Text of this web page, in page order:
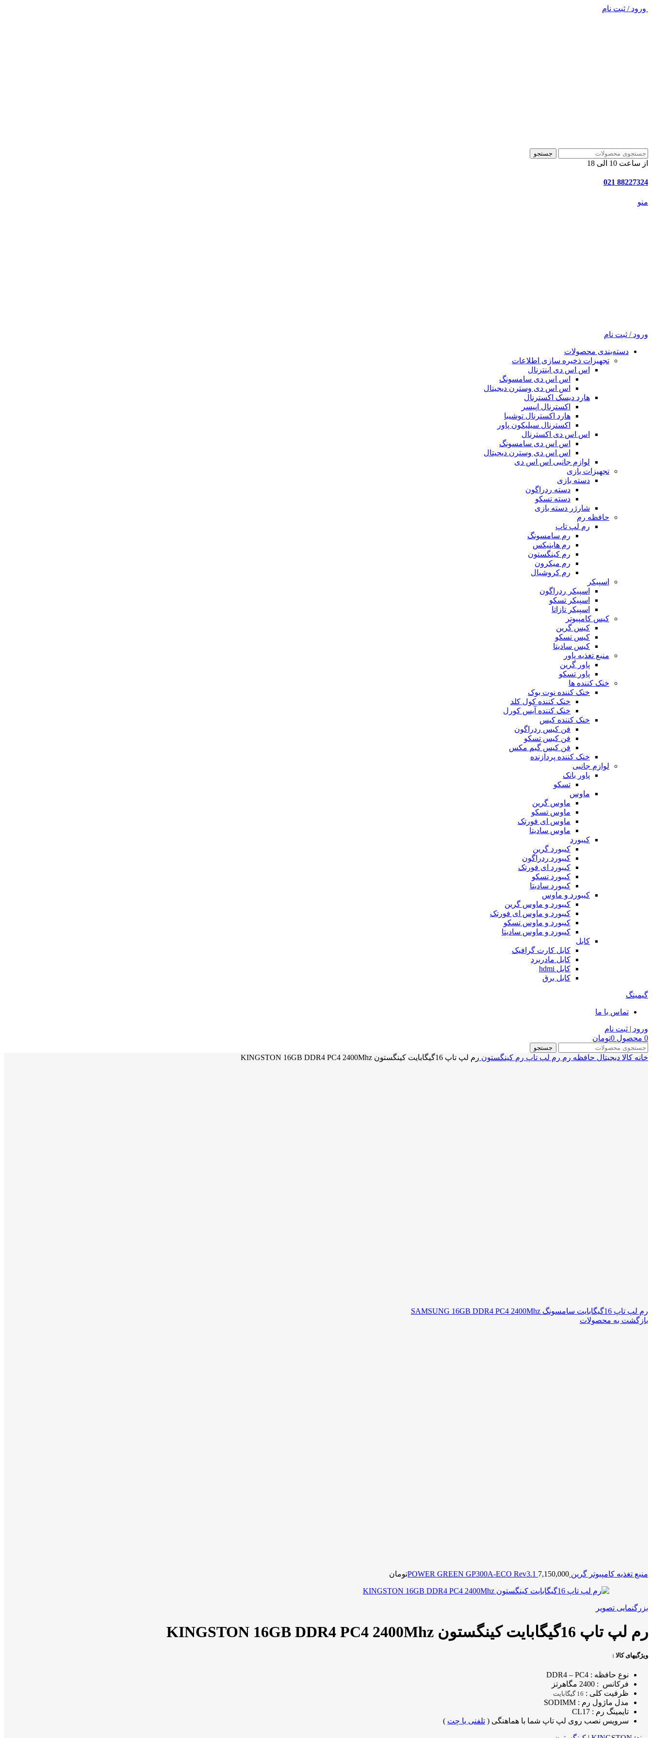
ورود / ثبت نام
جستجو
از ساعت 10 الی 18
88227324 021
منو
ورود / ثبت نام
دسته‌بندی محصولات
تجهیزات ذخیره سازی اطلاعات
اس اس دی اینترنال
اس اس دی سامسونگ
اس اس دی وسترن دیجیتال
هارد دیسک اکسترنال
اکسترنال اپیسر
هارد اکسترنال توشیبا
اکسترنال سیلیکون پاور
اس اس دی اکسترنال
اس اس دی سامسونگ
اس اس دی وسترن دیجیتال
لوازم جانبی اس اس دی
تجهیزات بازی
دسته بازی
دسته ردراگون
دسته تسکو
شارژر دسته بازی
حافظه رم
رم لپ تاپ
رم سامسونگ
رم هاینیکس
رم کینگستون
رم میکرون
رم کروشیال
اسپیکر
اسپیکر ردراگون
اسپیکر تسکو
اسپیکر تازاتا
کیس کامپیوتر
کیس گرین
کیس تسکو
کیس سادیتا
منبع تغذیه‌ پاور
پاور گرین
پاور تسکو
خنک کننده ها
خنک کننده نوت بوک
خنک کننده کول کلد
خنک کننده آیس کورل
خنک کننده کیس
فن کیس ردراگون
فن کیس تسکو
فن کیس گیم مکس
خنک کننده پردازنده
لوازم جانبی
پاور بانک
تسکو
ماوس
ماوس گرین
ماوس تسکو
ماوس ای فورتک
ماوس سادیتا
کیبورد
کیبورد گرین
کیبورد ردراگون
کیبورد ای فورتک
کیبورد تسکو
کیبورد سادیتا
کیبورد و ماوس
کیبورد و ماوس گرین
کیبورد و ماوس ای فورتک
کیبورد و ماوس تسکو
کیبورد و ماوس سادیتا
کابل
کابل کارت گرافیک
کابل مادربرد
کابل hdmi
کابل برق
گیمینگ
تماس با ما
ورود | ثبت نام
0 محصول 0تومان
جستجو
خانه کالا دیجیتال حافظه رم رم لپ تاپ رم کینگستون رم لپ تاپ 16گیگابایت کینگستون KINGSTON 16GB DDR4 PC4 2400Mhz
رم لپ تاپ 16گیگابایت سامسونگ SAMSUNG 16GB DDR4 PC4 2400Mhz
بازگشت به محصولات
منبع تغذیه کامپیوتر گرین POWER GREEN GP300A-ECO Rev3.1 7,150,000 تومان
بزرگنمایی تصویر
رم لپ تاپ 16گیگابایت کینگستون KINGSTON 16GB DDR4 PC4 2400Mhz
ویژگیهای کالا :
نوع حافظه : DDR4 – PC4
فرکانس : 2400 مگاهرتز
ظرفیت کلی : 16 گیگابایت
مدل ماژول رم : SODIMM
تایمینگ رم : CL17
سرویس نصب روی لپ تاپ شما با هماهنگی ( تلفنی یا چت )